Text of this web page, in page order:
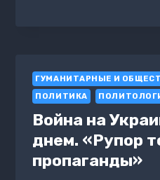
ГУМАНИТАРНЫЕ И
ПОЛИТИКА
Война на
днем. «Рупор
пропаганды»